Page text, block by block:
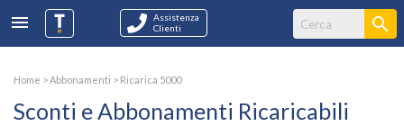
Assistenza
Clienti
Home >Abbonamenti > Ricarica 5000
Sconti e Abbonamenti Ricaricabili